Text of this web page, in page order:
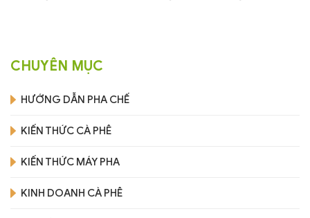
CHUYÊN MỤC
HƯỚNG DẪN PHA CHẾ
KIẾN THỨC CÀ PHÊ
KIẾN THỨC MÁY PHA
KINH DOANH CÀ PHÊ